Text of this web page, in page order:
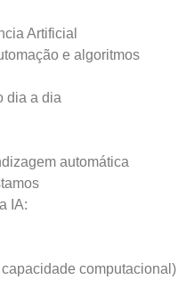
Artificial
e algoritmos
dia a dia
automática
IA:
computacional)